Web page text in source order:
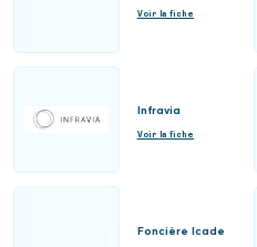
Voir la fiche
Infravia
Voir la fiche
Foncière Icade